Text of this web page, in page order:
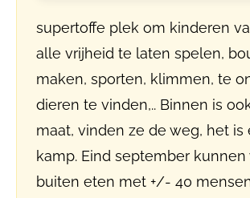
supertoffe plek om kinderen
alle vrijheid te laten spelen,
maken, sporten, klimmen, te
dieren te vinden,.. Binnen is
maat, vinden ze de weg, het is
kamp. Eind september kunnen
buiten eten met +/- 40